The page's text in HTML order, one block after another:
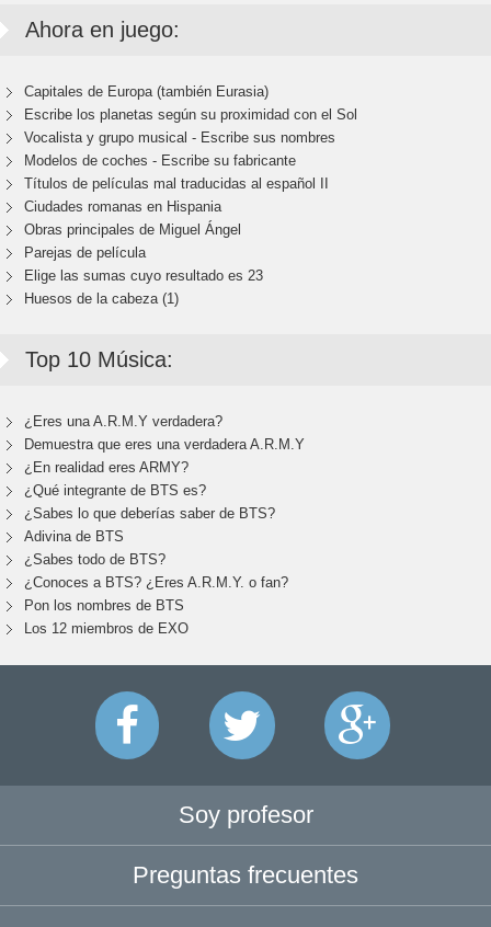
Ahora en juego:
Capitales de Europa (también Eurasia)
Escribe los planetas según su proximidad con el Sol
Vocalista y grupo musical - Escribe sus nombres
Modelos de coches - Escribe su fabricante
Títulos de películas mal traducidas al español II
Ciudades romanas en Hispania
Obras principales de Miguel Ángel
Parejas de película
Elige las sumas cuyo resultado es 23
Huesos de la cabeza (1)
Top 10 Música:
¿Eres una A.R.M.Y verdadera?
Demuestra que eres una verdadera A.R.M.Y
¿En realidad eres ARMY?
¿Qué integrante de BTS es?
¿Sabes lo que deberías saber de BTS?
Adivina de BTS
¿Sabes todo de BTS?
¿Conoces a BTS? ¿Eres A.R.M.Y. o fan?
Pon los nombres de BTS
Los 12 miembros de EXO
Soy profesor
Preguntas frecuentes